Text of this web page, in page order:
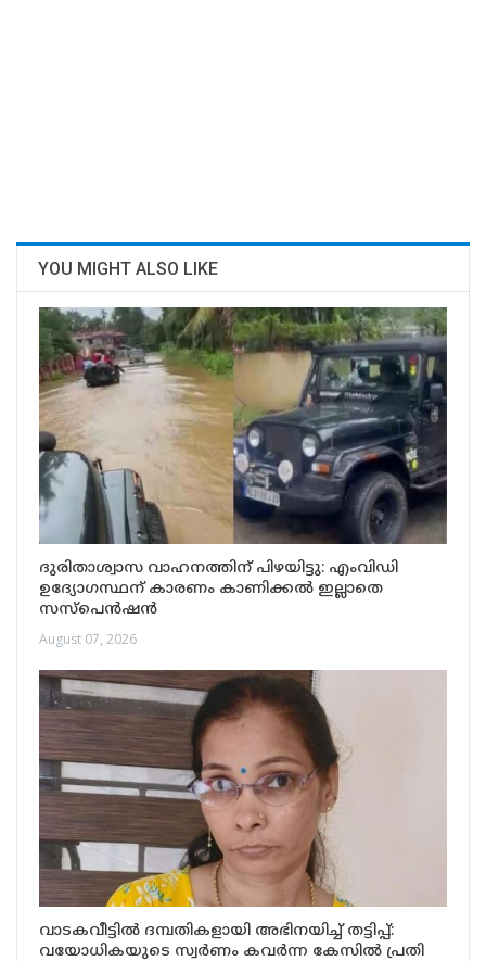
YOU MIGHT ALSO LIKE
ദുരിതാശ്വാസ വാഹനത്തിന് പിഴയിട്ടു: എംവിഡി
ഉദ്യോഗസ്ഥന് കാരണം കാണിക്കൽ ഇല്ലാതെ
സസ്‌പെൻഷൻ
August 07, 2026
വാടകവീട്ടിൽ ദമ്പതികളായി അഭിനയിച്ച് തട്ടിപ്പ്:
വയോധികയുടെ സ്വർണം കവർന്ന കേസിൽ പ്രതി